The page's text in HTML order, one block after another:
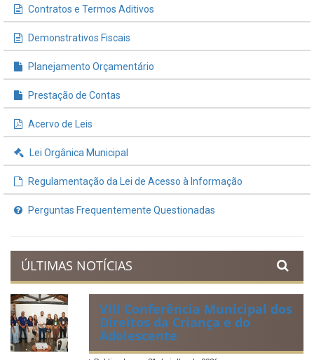
Previous
Contratos e Termos Aditivos
Demonstrativos Fiscais